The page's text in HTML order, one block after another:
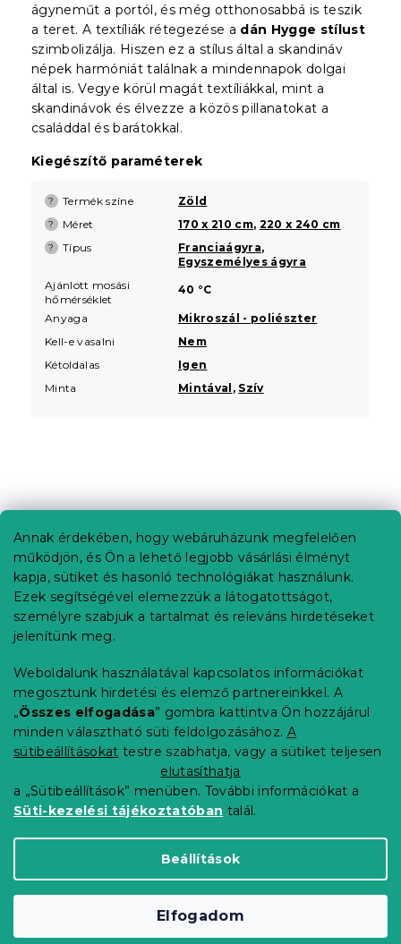
Annak érdekében, hogy webáruházunk megfelelően
működjön, és Ön a lehető legjobb vásárlási élményt
kapja, sütiket és hasonló technológiákat használunk.
Ezek segítségével elemezzük a látogatottságot,
személyre szabjuk a tartalmat és releváns hirdetéseket
jelenítünk meg.
Weboldalunk használatával kapcsolatos információkat
megosztunk hirdetési és elemző partnereinkkel. A
„Összes elfogadása” gombra kattintva Ön hozzájárul
minden választható süti feldolgozásához. A
sütibeállításokat testre szabhatja, vagy a sütiket teljesen
elutasíthatja
a „Sütibeállítások” menüben. További információkat a
Süti-kezelési tájékoztatóban talál.
Beállítások
Elfogadom
ágyneműt a portól, és még otthonosabbá is teszik
a teret. A textíliák rétegezése a dán Hygge stílust
szimbolizálja. Hiszen ez a stílus által a skandináv
népek harmóniát találnak a mindennapok dolgai
által is. Vegye körül magát textíliákkal, mint a
skandinávok és élvezze a közös pillanatokat a
családdal és barátokkal.
Kiegészítő paraméterek
? Termék színe Zöld
? Méret 170 x 210 cm, 220 x 240 cm
? Típus Franciaágyra,
Egyszemélyes ágyra
Ajánlott mosási
hőmérséklet
40 °C
Anyaga
Mikroszál - poliészter
Kell-e vasalni
Nem
Kétoldalas
Igen
Minta
Mintával , Szív
á
Információ az Ön számára
Rendelés követése
Szállítási lehetőségek
Fizetési lehetőségek
Reklamáció és áruvisszaküldés
Elérhetőség
Általános szerződési feltételek
Adatvédelmi nyilatkozat
Blog
Partnereinknek
Copyright 2026Elerheto otthon. Minden jog
Süti beállítások szerkesztése